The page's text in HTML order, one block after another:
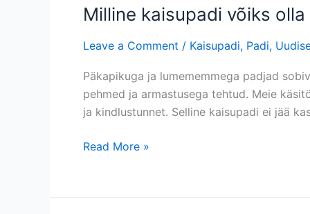
Milline kaisupadi võiks
Leave a Comment / Kaisupadi, Padi,
Päkapikuga ja lumememmega padjad
pehmed ja armastusega tehtud. Meie
ja kindlustunnet. Selline kaisupadi ei jää
Read More »